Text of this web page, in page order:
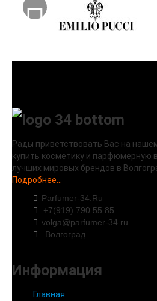
Рады приветствовать Вас на
купить косметику и парфюмерную
лучших мировых брендов в
Подробнее...
Parfumer-34.Ru
+7(919) 790 55 85
volga@parfumer-34.ru
Волгоград
Информация
Главная